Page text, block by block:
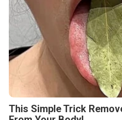
This Simple Trick